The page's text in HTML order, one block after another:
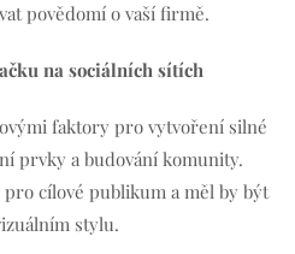
povědomí o vaší firmě.
na sociálních sítích
faktory pro vytvoření silné
prvky a budování komunity.
cílové publikum a měl by být
stylu.